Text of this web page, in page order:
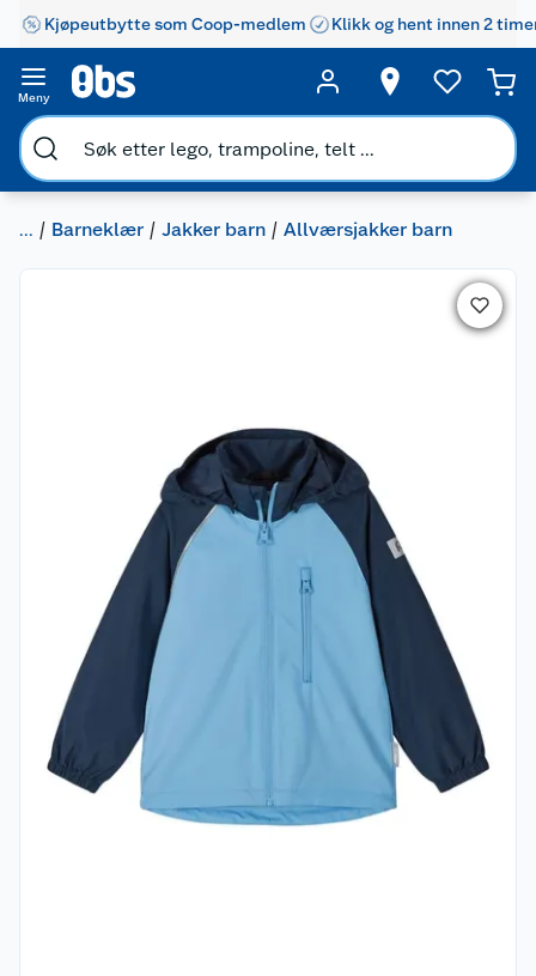
Kjøpeutbytte som Coop-medlem Klikk og hent innen 2
Meny
... Barneklær Jakker barn Allværsjakker barn